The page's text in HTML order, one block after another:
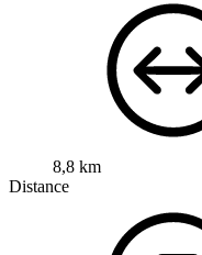
8,8 km
Distance